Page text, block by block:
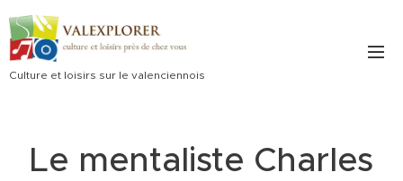
Culture et loisirs sur le valenciennois
Le mentaliste Charles